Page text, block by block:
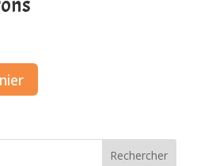
Rechercher